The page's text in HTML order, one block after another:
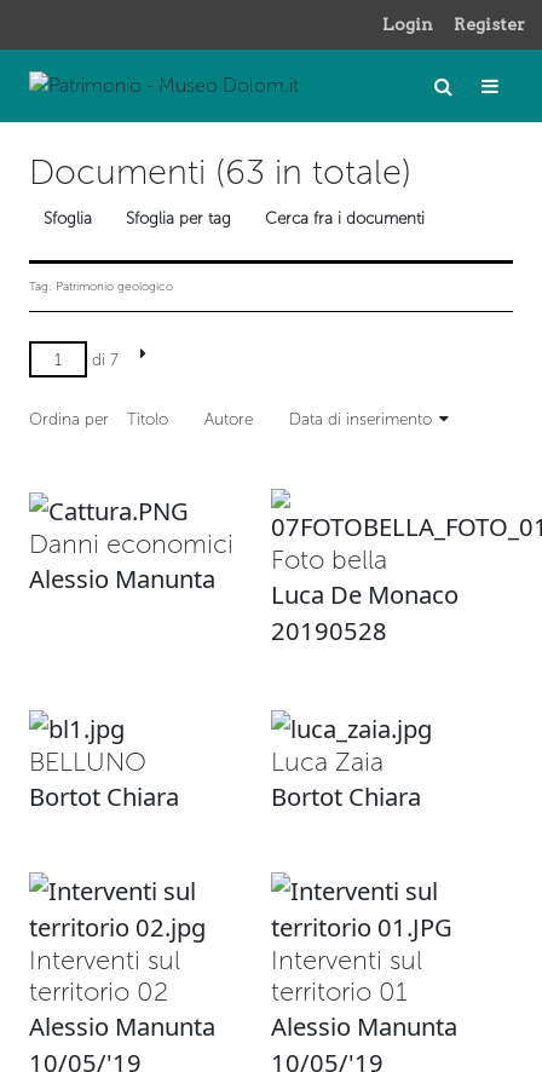
Login Register
Documenti (63 in totale)
Sfoglia Sfoglia per tag Cerca fra i documenti
Tag: Patrimonio geologico
di 7
Ordina per Titolo Autore Data di inserimento
Danni economici
Alessio Manunta
Foto bella
Luca De Monaco
20190528
BELLUNO
Bortot Chiara
Luca Zaia
Bortot Chiara
Interventi sul
territorio 02
Alessio Manunta
10/05/'19
Interventi sul
territorio 01
Alessio Manunta
10/05/'19